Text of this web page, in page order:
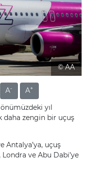
© AA
A- A+
yıl
daha zengin bir uçuş
Antalya’ya, uçuş
Londra ve Abu Dabi’ye